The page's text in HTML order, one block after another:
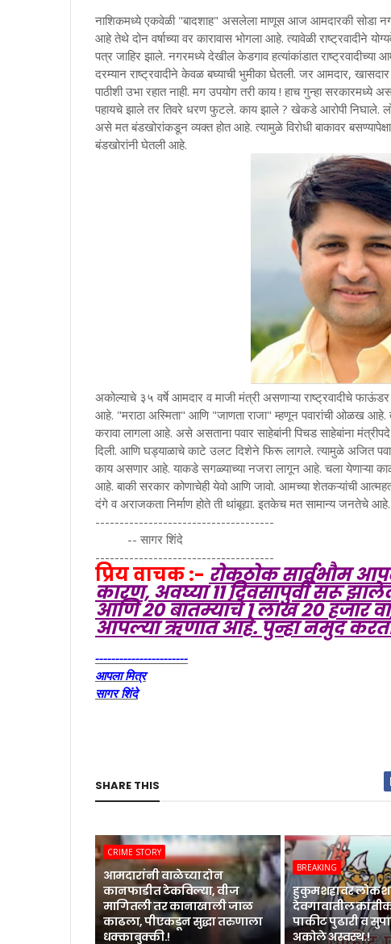
नाशिकमध्ये एकवेळी "बादशाह" असलेला माणूस आज आमदारकी
आहे तेथे दोन वर्षाच्या वर कारावास भोगला आहे. त्यावेळी राष्ट्रवादीने
पत्र जाहिर झाले. नगरमध्ये देखील केडगाव हत्यांकांडात राष्ट्रवादीच्या
दरम्यान राष्ट्रवादीने केवळ बघ्याची भुमीका घेतली. जर आमदार,
पाठीशी उभा रहात नाही. मग उपयोग तरी काय ! हाच गुन्हा सरकारमध्ये
पहायचे झाले तर तिवरे धरण फुटले. काय झाले ? खेकडे आरोपी निघाले.
असे मत बंडखोरांकडून व्यक्त होत आहे. त्यामुळे विरोधी बाकावर
बंडखोरांनी घेतली आहे.
अकोल्याचे ३५ वर्षे आमदार व माजी मंत्री असणाऱ्या राष्ट्रवादीचे
आहे. "मराठा अस्मिता" आणि "जाणता राजा" म्हणून पवारांची ओळख आहे.
करावा लागला आहे. असे असताना पवार साहेबांनी पिचड साहेबांना
दिली. आणि घड्याळाचे काटे उलट दिशेने फिरू लागले. त्यामुळे अजित
काय असणार आहे. याकडे सगळ्याच्या नजरा लागून आहे. चला येणाऱ्या
आहे. बाकी सरकार कोणाचेही येवो आणि जावो. आमच्या शेतकऱ्यांची
दंगे व अराजकता निर्माण होते ती थांबूद्या. इतकेच मत सामान्य जनतेचे आहे.
-------------------------------------
-- सागर शिंदे
-------------------------------------
प्रिय वाचक :- रोकठोक सार्वभाैम
कारण, अवघ्या ११ दिवसापुर्वी सरू
आणि २० बातम्यांचे १ लाख २० हजार
आपल्या ऋणात आहे. पुन्हा नमुद
-----------------------
आपला मित्र
सागर शिंदे
SHARE THIS
CRIME STORY
आमदारांनी वाळेच्या दोन
कानफाडीत टेकविल्या, वीज
मागितली तर कानाखाली जाळ
काढला, पीएकडून सुद्धा तरुणाला
धक्काबुक्की.!
BREAKING
हुकुमशहावर
देवगावातील
पाकीट पुढारी व
अकोले अस्वस्थ.!